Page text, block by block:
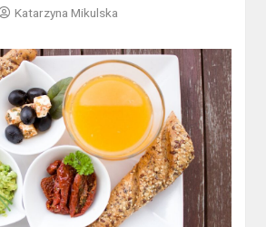
Katarzyna Mikulska